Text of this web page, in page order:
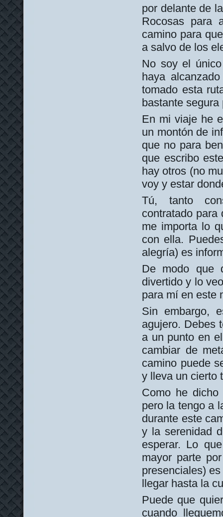
por delante de
Rocosas para
camino para
a salvo de los
No soy el
haya
tomado esta
bastante
En mi viaje he
un montón de
que no para
que escribo
hay otros (no
voy y estar
Tú, tanto
contratado para
me importa lo
con ella.
alegría) es
De modo que
divertido y lo
para mí en este
Sin embargo,
agujero. Debes
a un punto en
cambiar de
camino puede
y lleva un cierto
Como he
pero la tengo a
durante este
y la serenidad
esperar. Lo
mayor parte
presenciales)
llegar hasta la
Puede que
cuando